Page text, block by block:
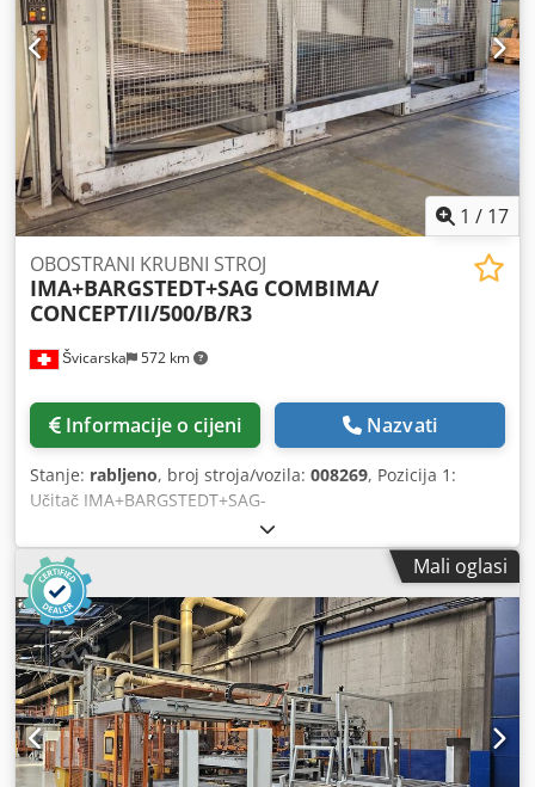
1 / 17
Švicarska 572 km
OBOSTRANI KRUBNI STROJ
IMA+BARGSTEDT+SAG COMBIMA/
CONCEPT/II/500/B/R3
Informacije o cijeni Nazvati
Stanje: rabljeno, broj stroja/vozila: 008269, Pozicija 1:
Učitač IMA+BARGSTEDT+SAG-
COMBIMA/CONCEPT/II/500/B/R3 Pozicija 2: Okretač ploča
IMA+BARGSTEDT+SAG-COMBIMA/CONCEPT/II/500/B/R3
Codpfx Aox A Hggjkvjrf Pozicija 3: Dvostrana kantnal
mašina IMA+BARGSTEDT+SAG-
COMBIMA/CONCEPT/II/500/B/R3 Pozicija 4: Okretač ploča
IMA+BARGSTEDT+SAG-COMBIMA/CONCEPT/II/500/B/R3
Pozicija 5: Istovarač IMA+BARGSTEDT+SAG-
COMBIMA/CONCEPT/II/500/B/R3
Mali oglasi